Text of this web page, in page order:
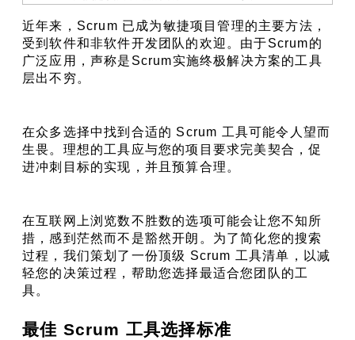
近年来，Scrum 已成为敏捷项目管理的主要方法，
受到软件和非软件开发团队的欢迎。由于Scrum的
广泛应用，声称是Scrum实施终极解决方案的工具
层出不穷。
在众多选择中找到合适的 Scrum 工具可能令人望而
生畏。理想的工具应与您的项目要求完美契合，促
进冲刺目标的实现，并且预算合理。
在互联网上浏览数不胜数的选项可能会让您不知所
措，感到茫然而不是豁然开朗。为了简化您的搜索
过程，我们策划了一份顶级 Scrum 工具清单，以减
轻您的决策过程，帮助您选择最适合您团队的工
具。
最佳 Scrum 工具选择标准